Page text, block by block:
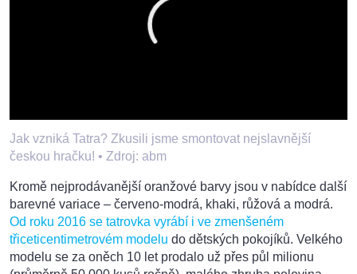
Jak vzniká Tatra? Zkusili jsme smontovat nejslavnější
českou hračku! • Zdroj: abm
Kromě nejprodávanější oranžové barvy jsou v nabídce další
barevné variace – červeno-modrá, khaki, růžová a modrá.
Od roku 2016 se tatrovka vyrábí i ve zmenšeném
třiceticentimetrovém modelu do dětských pokojíků. Velkého
modelu se za oněch 10 let prodalo už přes půl milionu